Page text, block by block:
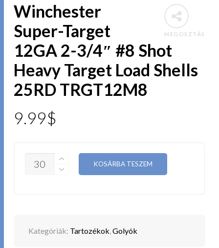
MEGOSZTÁS
Winchester
Super-Target
12GA 2-3/4″ #8 Shot
Heavy Target Load Shells
25RD TRGT12M8
9.99$
MENNYISÉG
KOSÁRBA TESZEM
Kategóriák: Tartozékok ,Golyók